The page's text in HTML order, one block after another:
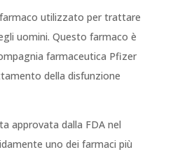
utilizzato per trattare
uomini. Questo farmaco è
farmaceutica Pfizer
della disfunzione
approvata dalla FDA nel
uno dei farmaci più